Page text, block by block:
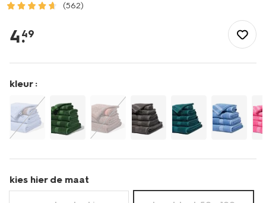
(562)
slapen/badkamer/handdoeken/handdoek-
50x100-
kwaliteit-
violet-
roze-
5250378.html
4.
49
kleur :
kies hier de maat